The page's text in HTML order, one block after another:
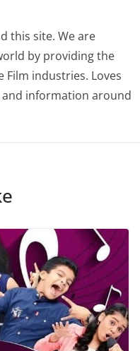
this site. We are
by providing the
Film industries. Loves
information around